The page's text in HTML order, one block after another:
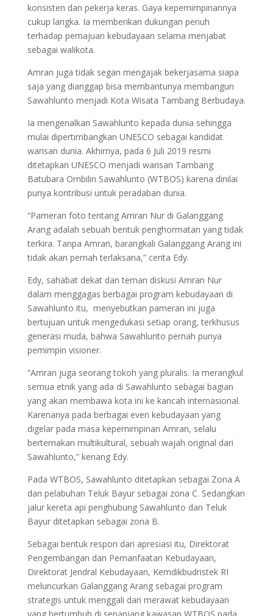
konsisten dan pekerja keras. Gaya kepemimpinannya
cukup langka. Ia memberikan dukungan penuh
terhadap pemajuan kebudayaan selama menjabat
sebagai walikota.
Amran juga tidak segan mengajak bekerjasama siapa
saja yang dianggap bisa membantunya membangun
Sawahlunto menjadi Kota Wisata Tambang Berbudaya.
Ia mengenalkan Sawahlunto kepada dunia sehingga
mulai dipertimbangkan UNESCO sebagai kandidat
warisan dunia. Akhirnya, pada 6 Juli 2019 resmi
ditetapkan UNESCO menjadi warisan Tambang
Batubara Ombilin Sawahlunto (WTBOS) karena dinilai
punya kontribusi untuk peradaban dunia.
“Pameran foto tentang Amran Nur di Galanggang
Arang adalah sebuah bentuk penghormatan yang tidak
terkira. Tanpa Amran, barangkali Galanggang Arang ini
tidak akan pernah terlaksana,” cerita Edy.
Edy, sahabat dekat dan teman diskusi Amran Nur
dalam menggagas berbagai program kebudayaan di
Sawahlunto itu, menyebutkan pameran ini juga
bertujuan untuk mengedukasi setiap orang, terkhusus
generasi muda, bahwa Sawahlunto pernah punya
pemimpin visioner.
“Amran juga seorang tokoh yang pluralis. Ia merangkul
semua etnik yang ada di Sawahlunto sebagai bagian
yang akan membawa kota ini ke kancah internasional.
Karenanya pada berbagai even kebudayaan yang
digelar pada masa kepemimpinan Amran, selalu
bertemakan multikultural, sebuah wajah original dari
Sawahlunto,” kenang Edy.
Pada WTBOS, Sawahlunto ditetapkan sebagai Zona A
dan pelabuhan Teluk Bayur sebagai zona C. Sedangkan
jalur kereta api penghubung Sawahlunto dan Teluk
Bayur ditetapkan sebagai zona B.
Sebagai bentuk respon dari apresiasi itu, Direktorat
Pengembangan dan Pemanfaatan Kebudayaan,
Direktorat Jendral Kebudayaan, Kemdikbudristek RI
meluncurkan Galanggang Arang sebagai program
strategis untuk menggali dan merawat kebudayaan